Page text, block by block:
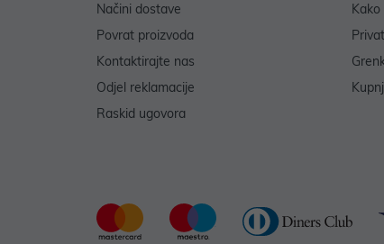
Načini dostave
Povrat proizvoda
Kontaktirajte nas
Odjel reklamacije
Raskid ugovora